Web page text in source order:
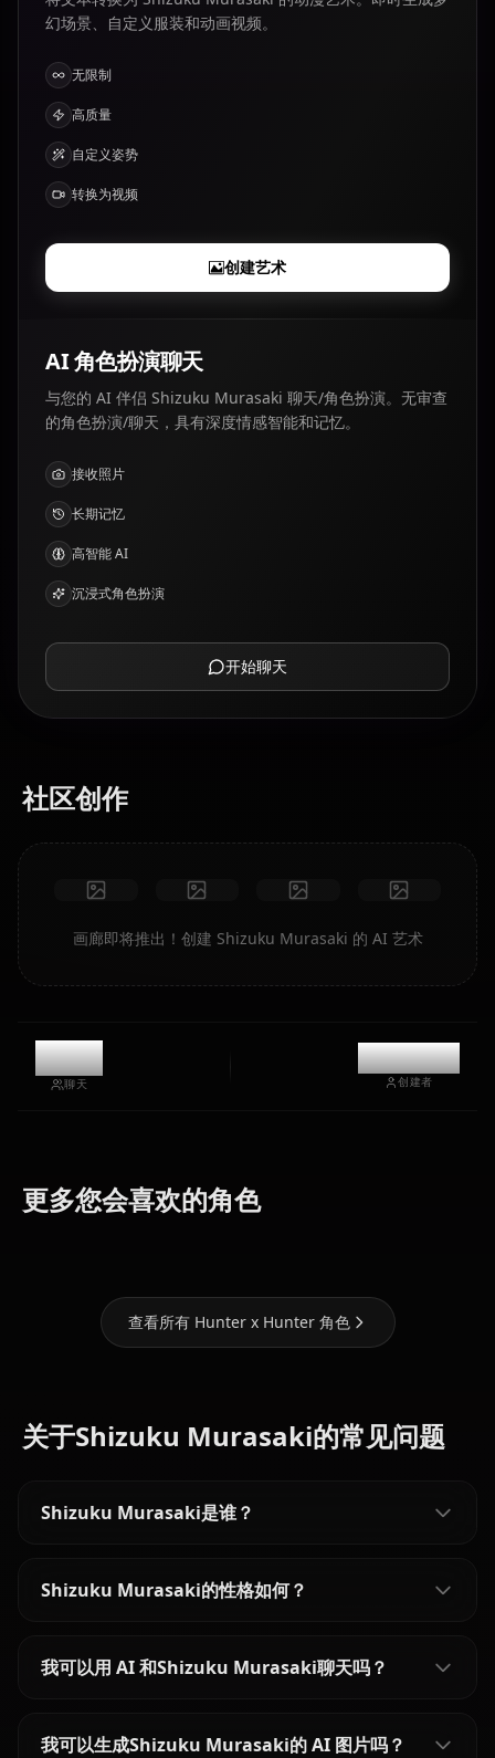
幻场景、自定义服装和动画视频。
无限制
高质量
自定义姿势
转换为视频
创建艺术
AI 角色扮演聊天
与您的 AI 伴侣 Shizuku Murasaki 聊天/角色扮演。无审查
的角色扮演/聊天，具有深度情感智能和记忆。
接收照片
长期记忆
高智能 AI
沉浸式角色扮演
开始聊天
社区创作
画廊即将推出！创建 Shizuku Murasaki 的 AI 艺术
10.8k
聊天
@kanashi
创建者
更多您会喜欢的角色
Machi
查看所有 Hunter x Hunter 角色
关于Shizuku Murasaki的常见问题
Shizuku Murasaki是谁？
Shizuku Murasaki的性格如何？
我可以用 AI 和Shizuku Murasaki聊天吗？
我可以生成Shizuku Murasaki的 AI 图片吗？